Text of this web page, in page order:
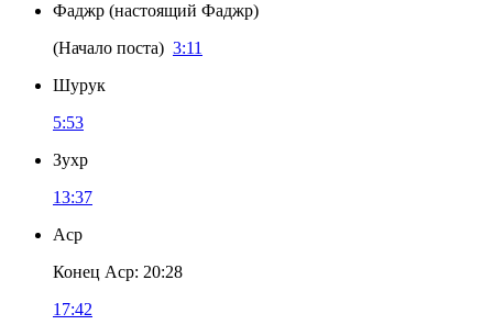
Фаджр (настоящий Фаджр)
(Начало поста) 3:11
Шурук
5:53
Зухр
13:37
Аср
Конец Аср: 20:28
17:42